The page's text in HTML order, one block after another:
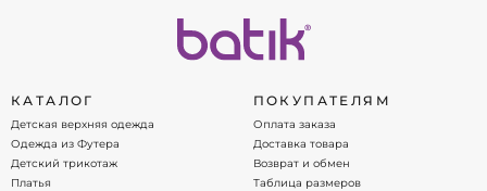
КАТАЛОГ
Детская верхняя одежда
Одежда из Футера
Детский трикотаж
Платья
ПОКУПАТЕЛЯМ
Оплата заказа
Доставка товара
Возврат и обмен
Таблица размеров